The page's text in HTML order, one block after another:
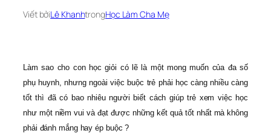
Viết bởiLê KhanhtrongHọc Làm Cha Mẹ
Làm sao cho con học giỏi có lẽ là một mong muốn của đa số
phụ huynh, nhưng ngoài việc buộc trẻ phải học càng nhiều càng
tốt thì đã có bao nhiêu người biết cách giúp trẻ xem việc học
như một niềm vui và đạt được những kết quả tốt nhất mà không
phải đánh mắng hay ép buộc ?